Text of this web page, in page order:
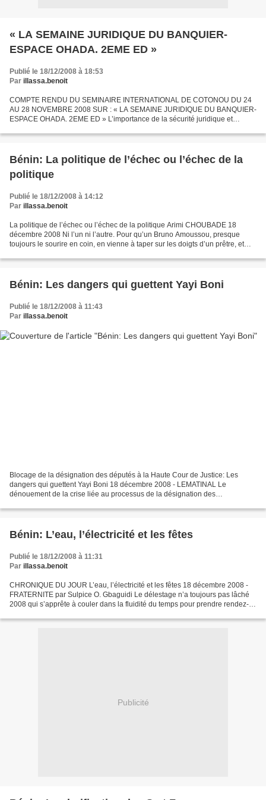
« LA SEMAINE JURIDIQUE DU BANQUIER-
ESPACE OHADA. 2EME ED »
Publié le 18/12/2008 à 18:53
Par illassa.benoit
COMPTE RENDU DU SEMINAIRE INTERNATIONAL DE COTONOU DU 24
AU 28 NOVEMBRE 2008 SUR : « LA SEMAINE JURIDIQUE DU BANQUIER-
ESPACE OHADA. 2EME ED » L’importance de la sécurité juridique et
Bénin: La politique de l’échec ou l’échec de la
politique
Publié le 18/12/2008 à 14:12
Par illassa.benoit
La politique de l’échec ou l’échec de la politique Arimi CHOUBADE 18
décembre 2008 Ni l’un ni l’autre. Pour qu’un Bruno Amoussou, presque
toujours le sourire en coin, en vienne à taper sur les doigts d’un prêtre, et
Bénin: Les dangers qui guettent Yayi Boni
Publié le 18/12/2008 à 11:43
Par illassa.benoit
Blocage de la désignation des députés à la Haute Cour de Justice: Les
dangers qui guettent Yayi Boni 18 décembre 2008 - LEMATINAL Le
dénouement de la crise liée au processus de la désignation des
Bénin: L’eau, l’électricité et les fêtes
Publié le 18/12/2008 à 11:31
Par illassa.benoit
CHRONIQUE DU JOUR L’eau, l’électricité et les fêtes 18 décembre 2008 -
FRATERNITE par Sulpice O. Gbaguidi Le délestage n’a toujours pas lâché
2008 qui s’apprête à couler dans la fluidité du temps pour prendre rendez-
Publicité